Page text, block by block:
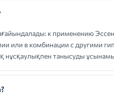
к применению
или в комбинации с другими
нұсқаулықпен танысуды